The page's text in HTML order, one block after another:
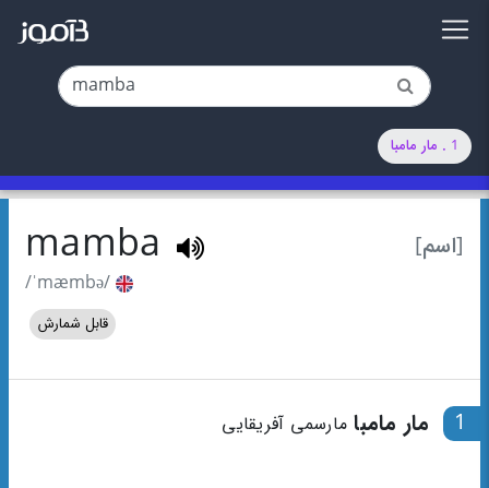
1 . مار مامبا
[اسم] mamba
/ˈmæmbə/
قابل شمارش
1 مار مامبا مارسمی آفریقایی